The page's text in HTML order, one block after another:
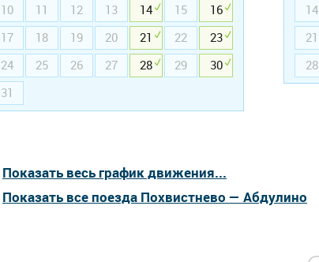
10
11 12 13 14 15
16
17
18 19 20 21 22
23
24
25 26 27 28 29
30
31
14
21
28
Показать весь график движения...
Показать все поезда Похвистнево — Абдулино